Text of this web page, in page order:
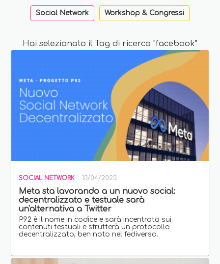
Social Network Workshop & Congressi
Hai selezionato il Tag di ricerca "facebook"
SOCIAL NETWORK 13/04/2023
Meta sta lavorando a un nuovo social:
decentralizzato e testuale sarà
un'alternativa a Twitter
P92 è il nome in codice e sarà incentrata sui
contenuti testuali e sfrutterà un protocollo
decentralizzato, ben noto nel fediverso.